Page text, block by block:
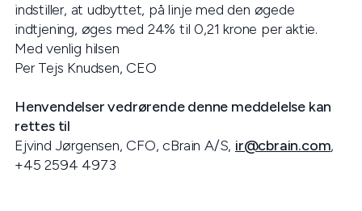
indstiller, at udbyttet, på linje med den øgede
indtjening, øges med 24% til 0,21 krone per aktie.
Med venlig hilsen
Per Tejs Knudsen, CEO
Henvendelser vedrørende denne meddelelse kan
rettes til
Ejvind Jørgensen, CFO, cBrain A/S, ir@cbrain.com,
+45 2594 4973